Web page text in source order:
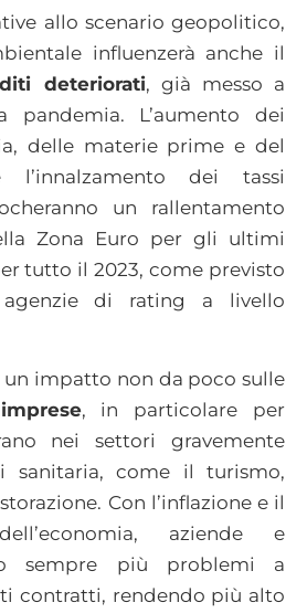
allo scenario geopolitico,
influenzerà anche il
deteriorati, già messo a
pandemia. L’aumento dei
delle materie prime e del
l’innalzamento dei tassi
un rallentamento
Zona Euro per gli ultimi
tutto il 2023, come previsto
di rating a livello
un impatto non da poco sulle
, in particolare per
nei settori gravemente
sanitaria, come il turismo,
Con l’inflazione e il
aziende e
sempre più problemi a
contratti, rendendo più alto